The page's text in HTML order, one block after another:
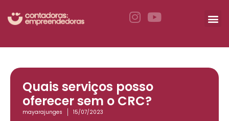
Quais serviços posso
oferecer sem o CRC?
mayarajunges 15/07/2023